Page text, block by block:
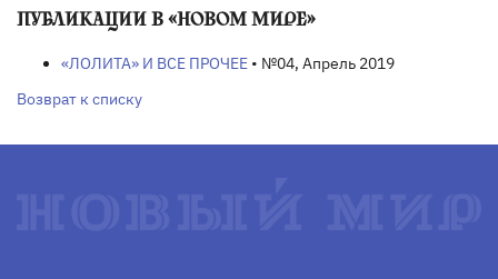
ПУБЛИКАЦИИ В «НОВОМ МИРЕ»
«ЛОЛИТА» И ВСЕ ПРОЧЕЕ • №04, Апрель 2019
Возврат к списку